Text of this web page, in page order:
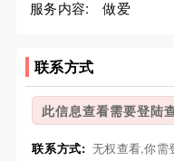
服务内容:
做爱
联系方式
此信息查看需要登陆
联系方式: 无权查看,你需